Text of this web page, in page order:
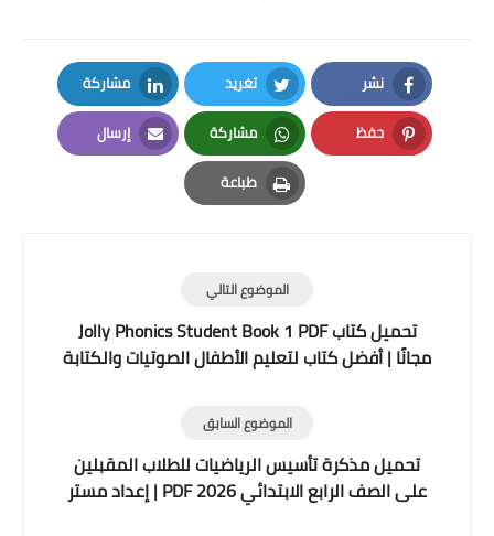
نشر
Facebook
تغريد
Twitter
مشاركة
LinkedIn
حفظ
Pinterest
مشاركة
Whatsapp
إرسال
Email
طباعة
Print
الموضوع التالي
تحميل كتاب Jolly Phonics Student Book 1 PDF
مجانًا | أفضل كتاب لتعليم الأطفال الصوتيات والكتابة
الموضوع السابق
تحميل مذكرة تأسيس الرياضيات للطلاب المقبلين
على الصف الرابع الابتدائي 2026 PDF | إعداد مستر
أحمد نصر